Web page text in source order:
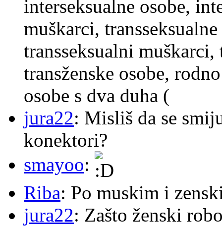
interseksualne osobe,
muškarci,
transseksualni muškarci,
transženske osobe,
osobe s dva duha (
jura22: Misliš da se
konektori?
smayoo:
Riba: Po muskim i
jura22: Zašto ženski